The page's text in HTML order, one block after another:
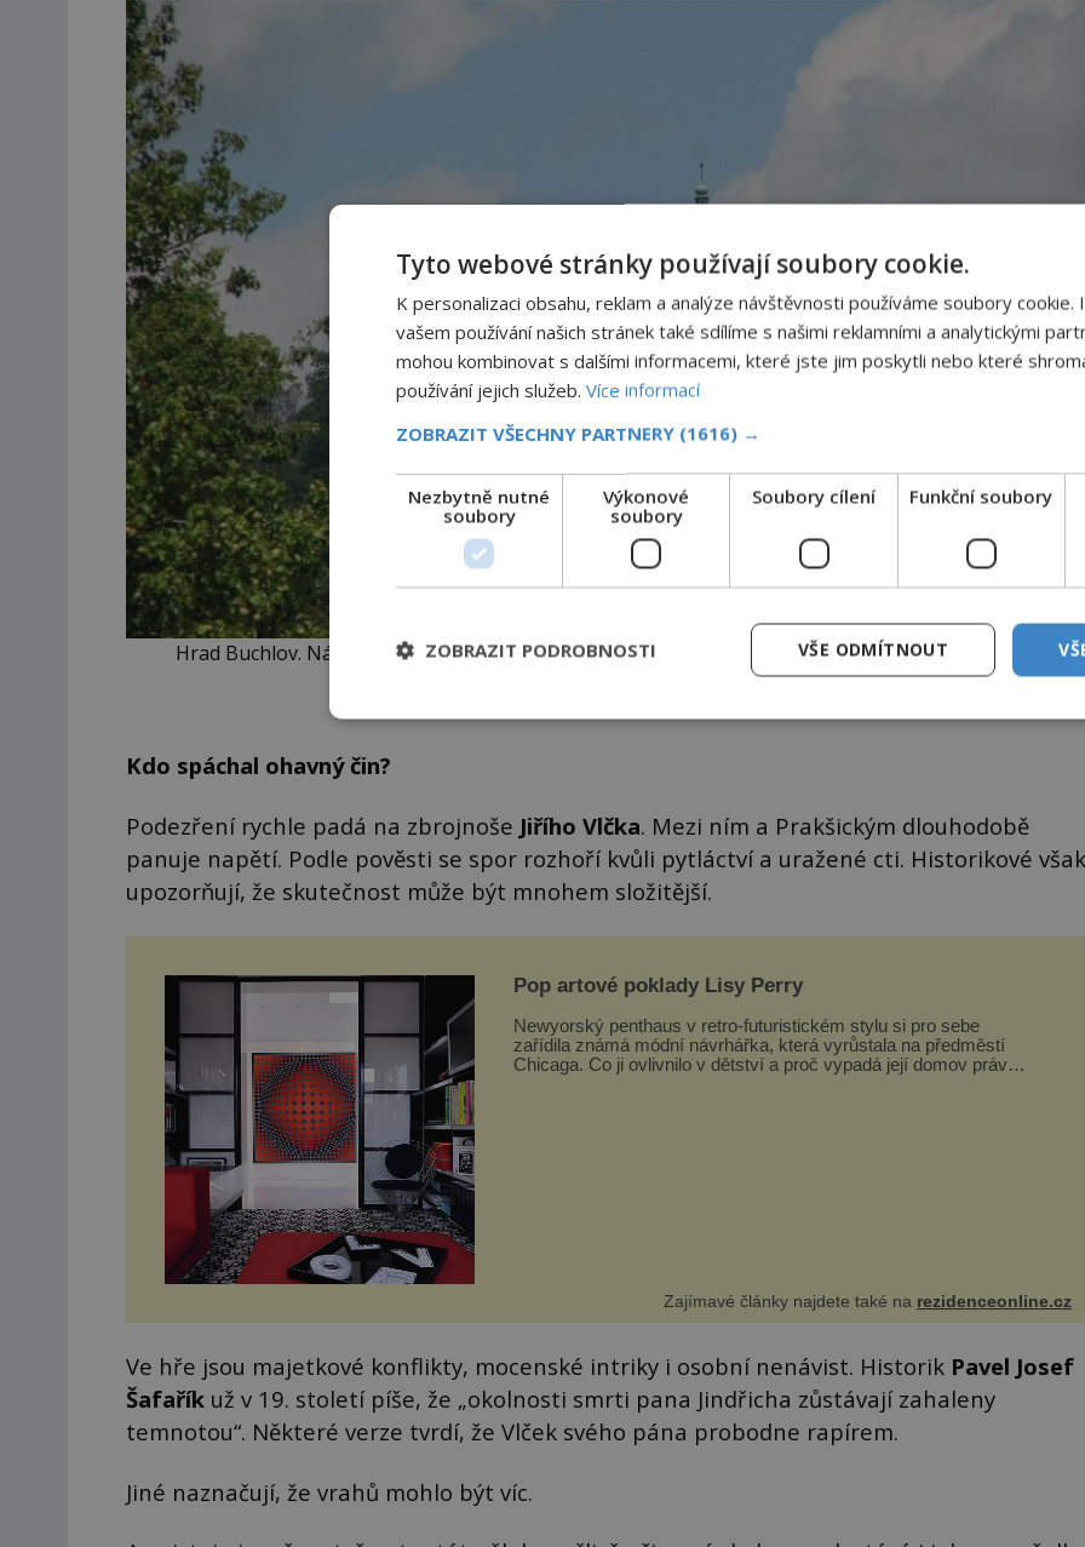
Hrad Buchlov. Násilnou smrt zdejšího pána se dodnes nepovedlo objasnit. Foto: Mercy/Creative
Kdo spáchal ohavný čin?
Podezření rychle padá na zbrojnoše Jiřího Vlčka. Mezi ním a Prakšickým dlouhodobě
panuje napětí. Podle pověsti se spor rozhoří kvůli pytláctví a uražené cti. Historikové však
upozorňují, že skutečnost může být mnohem složitější.
Pop artové poklady Lisy Perry
Newyorský penthaus v retro-futuristickém stylu si pro sebe
zařídila známá módní návrhářka, která vyrůstala na předměstí
Chicaga. Co ji ovlivnilo v dětství a proč vypadá její domov právě
Zajímavé články najdete také na rezidenceonline.cz
Ve hře jsou majetkové konflikty, mocenské intriky i osobní nenávist. Historik Pavel Josef
Šafařík už v 19. století píše, že „okolnosti smrti pana Jindřicha zůstávají zahaleny
temnotou“. Některé verze tvrdí, že Vlček svého pána probodne rapírem.
Jiné naznačují, že vrahů mohlo být víc.
Tyto webové stránky používají soubory cookie.
K personalizaci obsahu, reklam a analýze návštěvnosti používáme soubory cookie.
vašem používání našich stránek také sdílíme s našimi reklamními a analytickými
mohou kombinovat s dalšími informacemi, které jste jim poskytli nebo které
používání jejich služeb. Více informací
ZOBRAZIT VŠECHNY PARTNERY (1616) →
Nezbytně nutné
soubory
Výkonové
soubory
Soubory cílení Funkční soubory
VŠE ODMÍTNOUT
ZOBRAZIT PODROBNOSTI